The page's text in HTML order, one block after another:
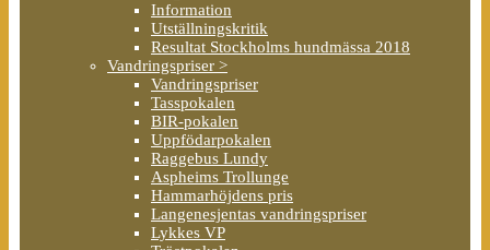
Information
Utställningskritik
Resultat Stockholms hundmässa 2018
Vandringspriser >
Vandringspriser
Tasspokalen
BIR-pokalen
Uppfödarpokalen
Raggebus Lundy
Aspheims Trollunge
Hammarhöjdens pris
Langenesjentas vandringspriser
Lykkes VP